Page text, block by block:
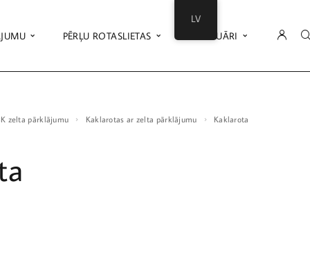
PĒRĻU ROTASLIETAS AKSESUĀRI
zelta pārklājumu Kaklarotas ar zelta pārklājumu Kaklarota
LV